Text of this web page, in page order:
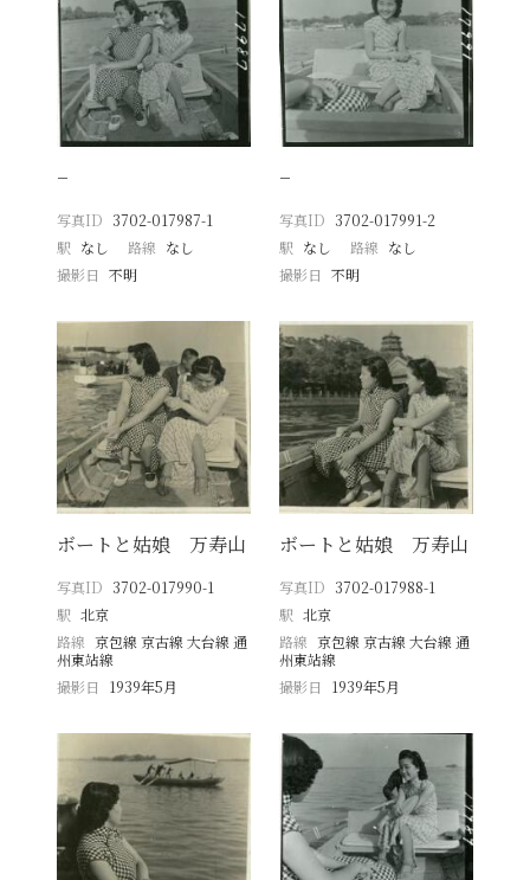
−
写真ID 3702-017987-1
駅 なし 路線 なし
撮影日
不明
−
写真ID 3702-017991-2
駅 なし 路線 なし
撮影日 不明
ボートと姑娘 万寿山
写真ID 3702-017990-1
駅 北京
路線 京包線 京古線 大台線 通
州東站線
撮影日
1939年5月
ボートと姑娘 万寿山
写真ID 3702-017988-1
駅 北京
路線 京包線 京古線 大台線 通
州東站線
撮影日
1939年5月